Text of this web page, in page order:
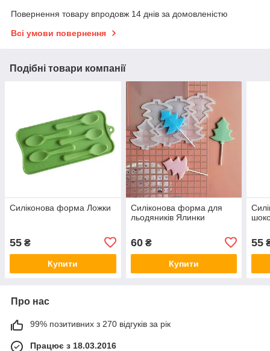
Повернення товару впродовж 14 днів за домовленістю
Всі умови повернення
Подібні товари компанії
Силіконова форма Ложки
55 ₴
Купити
Силіконова форма для
льодяників Ялинки
60₴
Купити
55
Про нас
99% позитивних з 270 відгуків за рік
Працює з 18.03.2016